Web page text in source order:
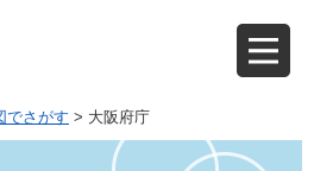
でさがす > 大阪府庁